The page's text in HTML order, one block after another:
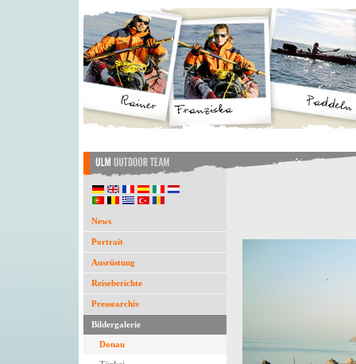
News
Portrait
Ausrüstung
Reiseberichte
Pressearchiv
Bildergalerie
Donau